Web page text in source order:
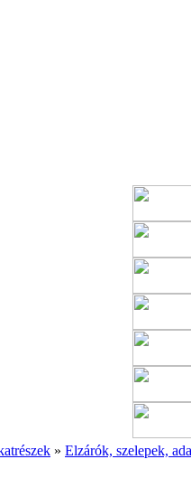
» Elzárók, szelepek,